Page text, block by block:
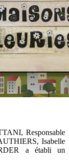
Responsable
Isabelle
a établi un